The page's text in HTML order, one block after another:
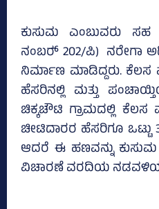
ಕುಸುಮ ಎಂಬುವರು
ನಂಬರ್‍‌ 202/ಪಿ) ನರೇಗಾ
ನಿರ್ಮಾಣ ಮಾಡಿದ್ದರು.
ಹೆಸರಿನಲ್ಲಿ ಮತ್ತು
ಚಿಕ್ಕಚೌಟಿ ಗ್ರಾಮದಲ್ಲಿ
ಚೀಟಿದಾರರ ಹೆಸರಿಗೂ ಒಟ್ಟು
ಆದರೆ ಈ ಹಣವನ್ನು
ವಿಚಾರಣೆ ವರದಿಯ